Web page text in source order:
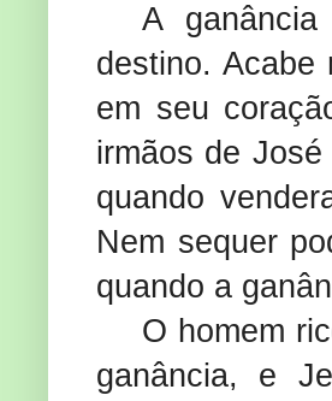
A
destino. Acabe
em seu
irmãos de
quando
Nem sequer
quando a
O homem
ganância, e